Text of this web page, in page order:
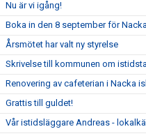
Nu är vi igång!
Boka in den 8 september för
Årsmötet har valt ny styrelse
Skrivelse till kommunen om
Renovering av cafeterian i Nacka
Grattis till guldet!
Vår istidsläggare Andreas -